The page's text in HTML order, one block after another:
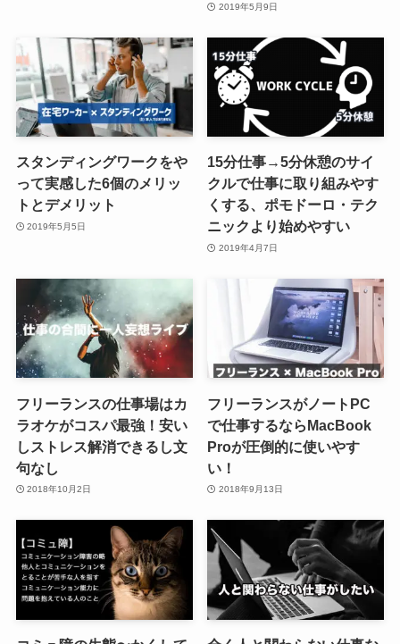
2019年5月9日
スタンディングワークをや
って実感した6個のメリッ
トとデメリット
2019年5月5日
15分仕事→5分休憩のサイ
クルで仕事に取り組みやす
くする、ポモドーロ・テク
ニックより始めやすい
2019年4月7日
フリーランスの仕事場はカ
ラオケがコスパ最強！安い
しストレス解消できるし文
句なし
2018年10月2日
フリーランスがノートPC
で仕事するならMacBook
Proが圧倒的に使いやす
い！
2018年9月13日